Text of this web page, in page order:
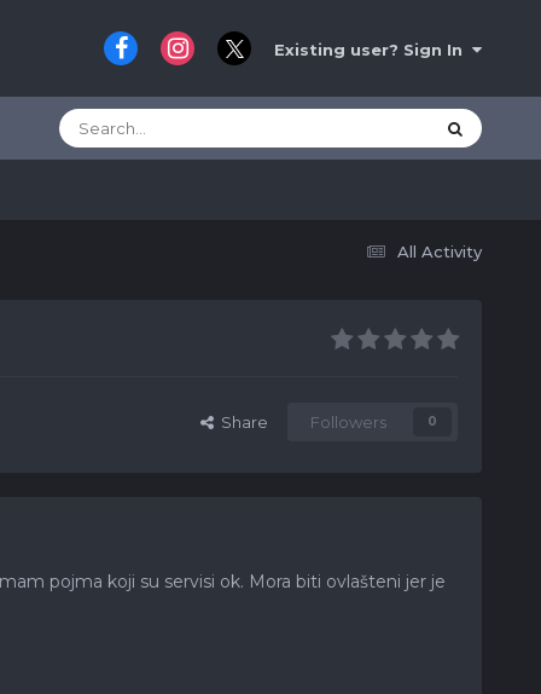
Existing user? Sign In
All Activity
Share Followers 0
pojma koji su servisi ok. Mora biti ovlašteni jer je